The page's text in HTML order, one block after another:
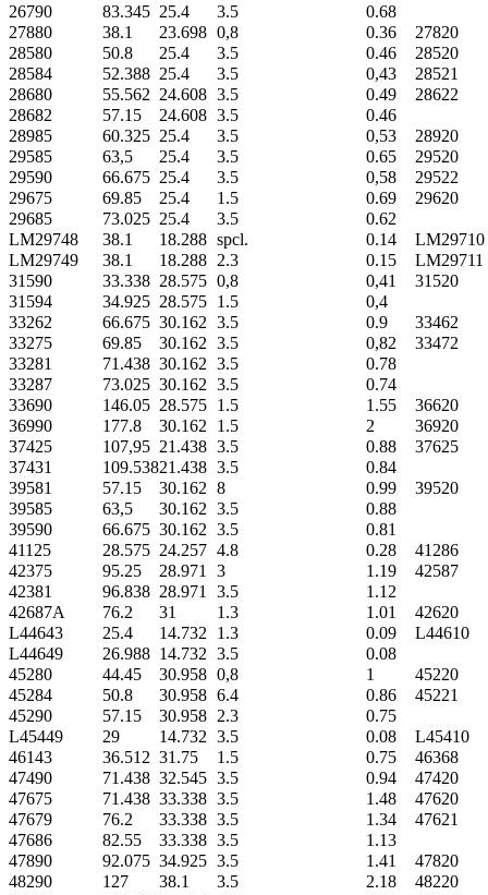
26790
83.345 25.4 3.5
0.68
27880
38.1 23.698 0,8 0.36
27820
28580
50.8 25.4 3.5 0.46
28520
28584
52.388 25.4 3.5 0,43
28521
28680
55.562 24.608 3.5 0.49
28622
28682
57.15 24.608 3.5
0.46
28985
60.325 25.4 3.5 0,53
28920
29585
63,5 25.4 3.5 0.65
29520
29590
66.675 25.4 3.5 0,58
29522
29675
69.85 25.4 1.5 0.69
29620
29685
73.025 25.4 3.5
0.62
LM29748
38.1 18.288 spcl. 0.14
LM29710
LM29749
38.1 18.288 2.3 0.15
LM29711
31590
33.338 28.575 0,8 0,41
31520
31594
34.925 28.575 1.5
0,4
33262
66.675 30.162 3.5 0.9
33462
33275
69.85 30.162 3.5 0,82
33472
33281
71.438 30.162 3.5
0.78
33287
73.025 30.162 3.5
0.74
33690
146.05 28.575 1.5 1.55
36620
36990
177.8 30.162 1.5 2
36920
37425
107,95 21.438 3.5 0.88
37625
37431
109.53821.438 3.5
0.84
39581
57.15 30.162 8 0.99
39520
39585
63,5 30.162 3.5
0.88
39590
66.675 30.162 3.5
0.81
41125
28.575 24.257 4.8 0.28
41286
42375
95.25 28.971 3 1.19
42587
42381
96.838 28.971 3.5
1.12
42687A
76.2 31 1.3 1.01
42620
L44643
25.4 14.732 1.3 0.09
L44610
L44649
26.988 14.732 3.5
0.08
45280
44.45 30.958 0,8 1
45220
45284
50.8 30.958 6.4 0.86
45221
45290
57.15 30.958 2.3
0.75
L45449
29 14.732 3.5 0.08
L45410
46143
36.512 31.75 1.5 0.75
46368
47490
71.438 32.545 3.5 0.94
47420
47675
71.438 33.338 3.5 1.48
47620
47679
76.2 33.338 3.5 1.34
47621
47686
82.55 33.338 3.5
1.13
47890
92.075 34.925 3.5 1.41
47820
48290
127 38.1 3.5 2.18
48220